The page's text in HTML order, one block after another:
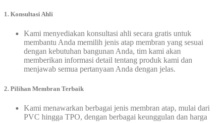
1. Konsultasi Ahli
Kami menyediakan konsultasi ahli secara gratis untuk
membantu Anda memilih jenis atap membran yang sesuai
dengan kebutuhan bangunan Anda, tim kami akan
memberikan informasi detail tentang produk kami dan
menjawab semua pertanyaan Anda dengan jelas.
2. Pilihan Membran Terbaik
Kami menawarkan berbagai jenis membran atap, mulai dari
PVC hingga TPO, dengan berbagai keunggulan dan harga